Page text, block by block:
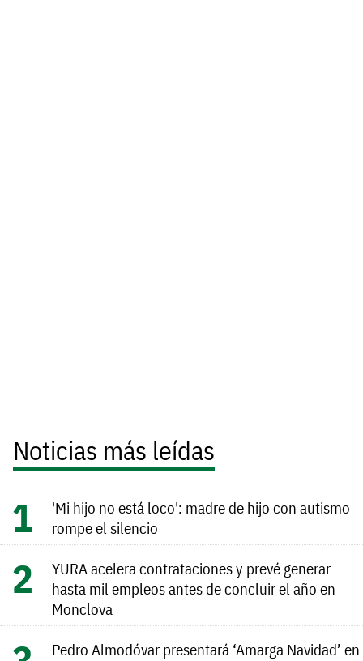
Noticias más leídas
'Mi hijo no está loco': madre de hijo con autismo
rompe el silencio
YURA acelera contrataciones y prevé generar
hasta mil empleos antes de concluir el año en
Monclova
Pedro Almodóvar presentará ‘Amarga Navidad’ en